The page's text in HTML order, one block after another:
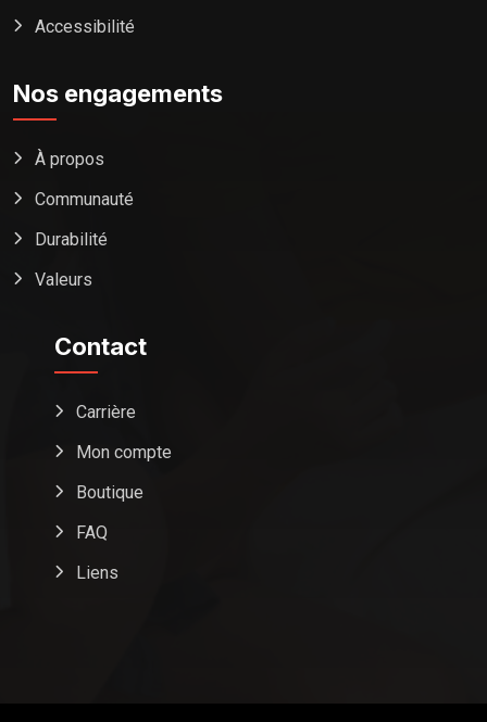
Accessibilité
Nos engagements
À propos
Communauté
Durabilité
Valeurs
Contact
Carrière
Mon compte
Boutique
FAQ
Liens